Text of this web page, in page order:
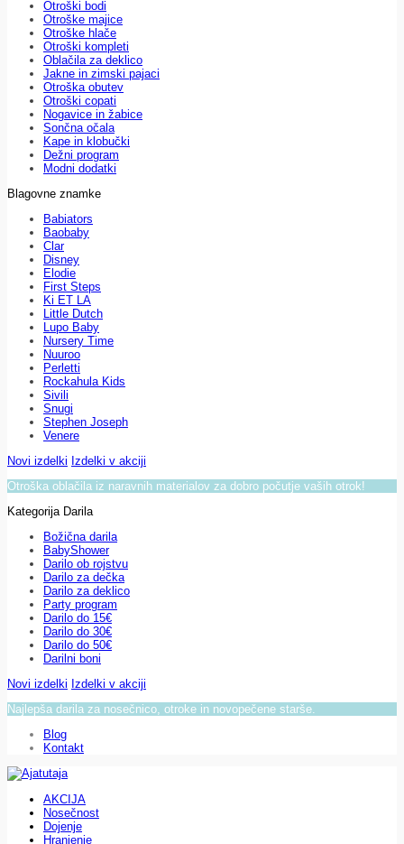
Otroški bodi
Otroške majice
Otroške hlače
Otroški kompleti
Oblačila za deklico
Jakne in zimski pajaci
Otroška obutev
Otroški copati
Nogavice in žabice
Sončna očala
Kape in klobučki
Dežni program
Modni dodatki
Blagovne znamke
Babiators
Baobaby
Clar
Disney
Elodie
First Steps
Ki ET LA
Little Dutch
Lupo Baby
Nursery Time
Nuuroo
Perletti
Rockahula Kids
Sivili
Snugi
Stephen Joseph
Venere
Novi izdelki Izdelki v akciji
Otroška oblačila iz naravnih materialov za dobro počutje vaših otrok!
Kategorija Darila
Božična darila
BabyShower
Darilo ob rojstvu
Darilo za dečka
Darilo za deklico
Party program
Darilo do 15€
Darilo do 30€
Darilo do 50€
Darilni boni
Novi izdelki Izdelki v akciji
Najlepša darila za nosečnico, otroke in novopečene starše.
Blog
Kontakt
AKCIJA
Nosečnost
Dojenje
Hranjenje